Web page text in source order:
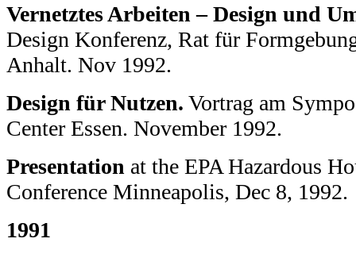
Vernetztes Arbeiten – Design und
Design Konferenz, Rat für
Anhalt. Nov 1992.
Design für Nutzen. Vortrag am
Center Essen. November 1992.
Presentation at the EPA Hazardous
Conference Minneapolis, Dec 8, 1992.
1991